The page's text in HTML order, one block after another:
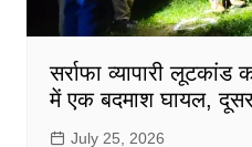
सर्राफा व्यापारी
में एक बदमाश घायल,
July 25, 2026